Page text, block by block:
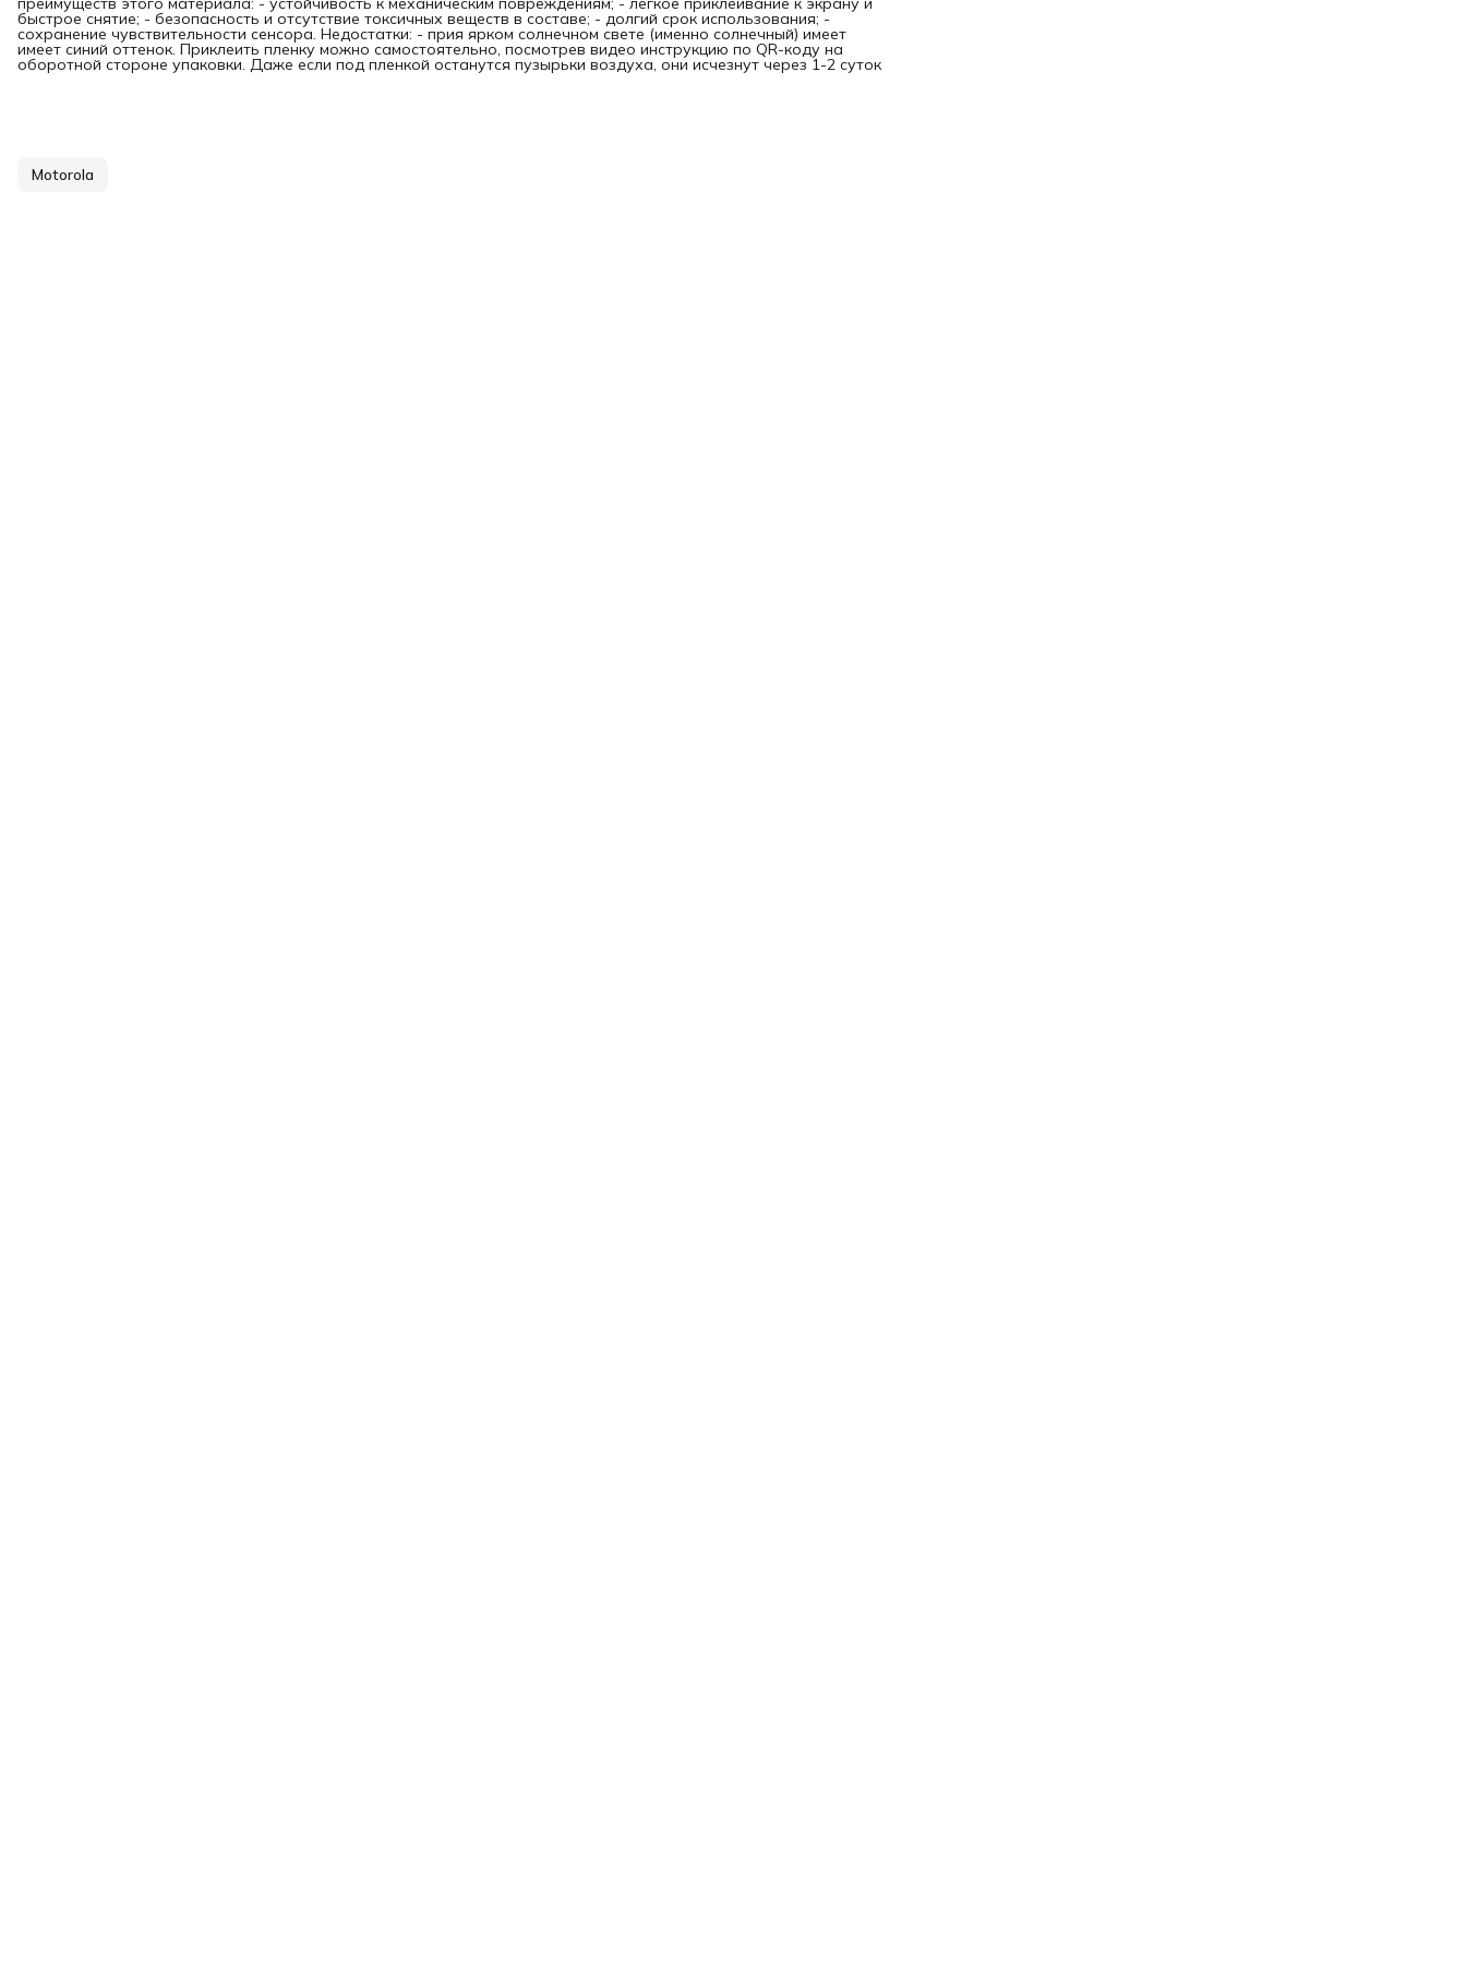
быстрое снятие; - безопасность и отсутствие токсичных веществ в составе; - долгий срок использования; -
сохранение чувствительности сенсора. Недостатки: - прия ярком солнечном свете (именно солнечный) имеет
имеет синий оттенок. Приклеить пленку можно самостоятельно, посмотрев видео инструкцию по QR-коду на
оборотной стороне упаковки. Даже если под пленкой останутся пузырьки воздуха, они исчезнут через 1-2 суток
Motorola